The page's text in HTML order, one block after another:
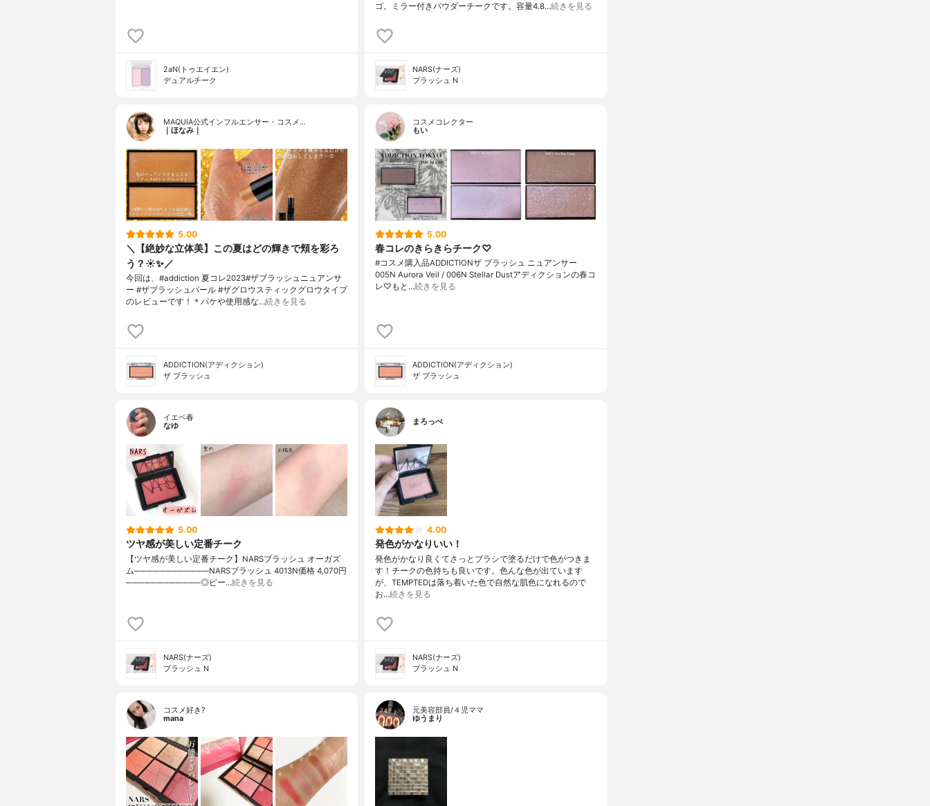
2aN(トゥエイエン)
デュアルチーク
ゴ。ミラー付きパウダーチークです。容量4.8…続きを見る
NARS(ナーズ)
ブラッシュ N
MAQUIA公式インフルエンサー・コスメ…
｜ほなみ｜
5.00
＼【絶妙な立体美】この夏はどの輝きで頬を彩ろ
う？☀️✨／
今回は、#addiction 夏コレ2023#ザブラッシュニュアンサ
ー #ザブラッシュパール #ザグロウスティックグロウタイプ
のレビューです！＊パケや使用感な…続きを見る
ADDICTION(アディクション)
ザ ブラッシュ
コスメコレクター
もい
5.00
春コレのきらきらチーク♡
#コスメ購入品ADDICTIONザ ブラッシュ ニュアンサー
005N Aurora Veil / 006N Stellar Dustアディクションの春コ
レ♡もと…続きを見る
ADDICTION(アディクション)
ザ ブラッシュ
イエベ春
なゆ
5.00
ツヤ感が美しい定番チーク
【ツヤ感が美しい定番チーク】NARSブラッシュ オーガズ
ム────────────NARSブラッシュ 4013N価格 4,070円
────────────◎ピー…続きを見る
NARS(ナーズ)
ブラッシュ N
まろっぺ
4.00
発色がかなりいい！
発色がかなり良くてさっとブラシで塗るだけで色がつきま
す！チークの色持ちも良いです。色んな色が出ています
が、TEMPTEDは落ち着いた色で自然な肌色になれるので
お…続きを見る
NARS(ナーズ)
ブラッシュ N
コスメ好き?
mana
元美容部員/４児ママ
ゆうまり